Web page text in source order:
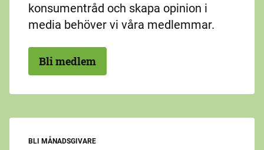
konsumentråd och skapa opinion i
media behöver vi våra medlemmar.
Bli medlem
BLI MÅNADSGIVARE